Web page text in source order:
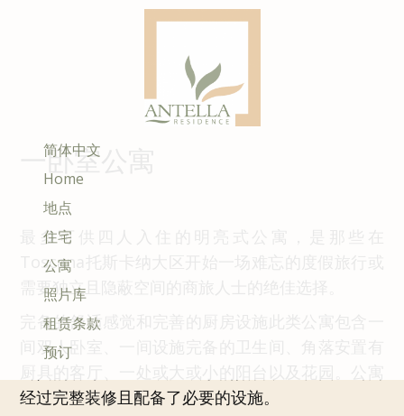
简体中文
Home
地点
住宅
公寓
照片库
租赁条款
预订
一卧室公寓
最多可供四人入住的明亮式公寓，是那些在
Toscana托斯卡纳大区开始一场难忘的度假旅行或
需要独立且隐蔽空间的商旅人士的绝佳选择。
完备的舒适感觉和完善的厨房设施此类公寓包含一
间双人卧室、一间设施完备的卫生间、角落安置有
经过完整装修且配备了必要的设施。